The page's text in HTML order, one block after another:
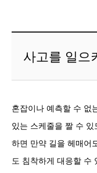
사고를 일으
혼잡이나 예측할 수 없
있는 스케줄을 짤 수
하면 만약 길을 헤매어
도 침착하게 대응할 수